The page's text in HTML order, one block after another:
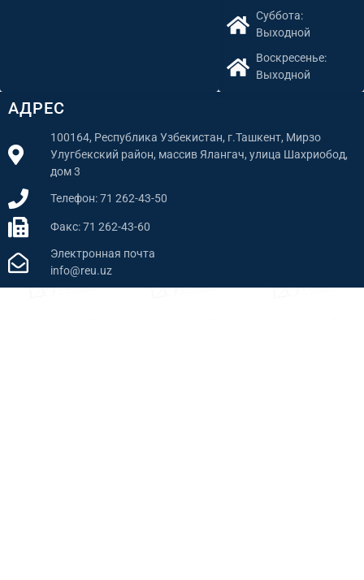
АДРЕС
100164, Республика Узбекистан, г.Ташкент, Мирзо
Улугбекский район, массив Ялангач, улица Шахриобод,
дом 3
Телефон: 71 262-43-50
Факс: 71 262-43-60
Электронная почта
info@reu.uz
Суббота:
Выходной
Воскресенье:
Выходной